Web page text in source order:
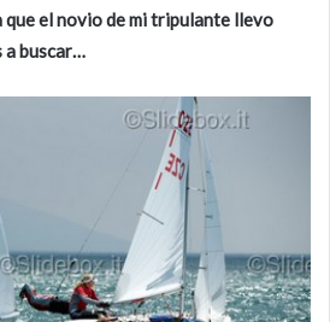
el novio de mi tripulante llevo
a buscar…